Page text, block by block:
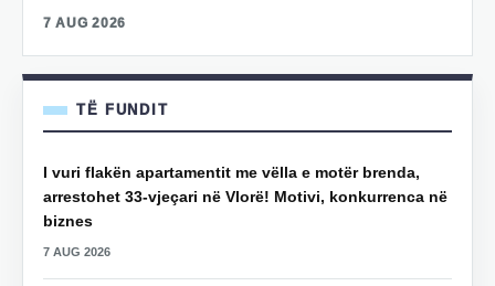
7 AUG 2026
TË FUNDIT
I vuri flakën apartamentit me vëlla e motër brenda,
arrestohet 33-vjeçari në Vlorë! Motivi, konkurrenca në
biznes
7 AUG 2026